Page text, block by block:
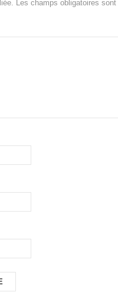
Les champs obligatoires